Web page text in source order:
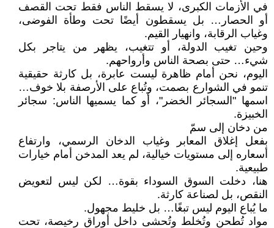
في الأزمات الكبرى، لا يسقط الناس فقط تحت القصف
أو الحصار… بل يسقطون أيضًا تحت وطأة الفوضى،
وغياب الرقابة، وانهيار القيم.
وحين تغيب الدولة، أو تتغيب، يظهر من يتاجر بكل
شيء… حتى بصحة الناس وأرواحهم.
اليوم، نحن أمام ظاهرة ليست عابرة، بل كارثة حقيقية
تنمو في الشوارع بصمت، وتُباع على الأرصفة بلا خوف…
اسمها "السجائر الخضر"، أو كما يسميها الناس: سجائر
الخبيزة.
من دخان إلى سمّ
بفعل إغلاق المعابر وغياب الدخان الرسمي، وارتفاع
أسعاره إلى مستويات خيالية، لم يعد المدخن أمام خيارات
طبيعية.
هنا، دخلت السوق السوداء بقوة… لكن ليس لتعويض
النقص، بل لصناعة كارثة.
ما يُباع اليوم ليس تبغًا… بل خليط مجهول.
مواد تُطحن وتُخلط وتُحشى داخل أوراق رخيصة، تحت